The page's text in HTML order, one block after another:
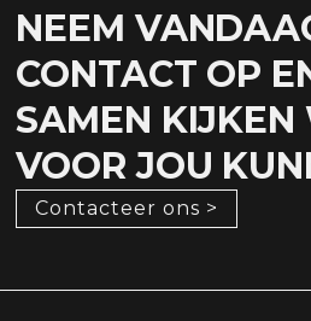
NEEM
CONTACT OP
SAMEN
VOOR JOU
Contacteer ons >